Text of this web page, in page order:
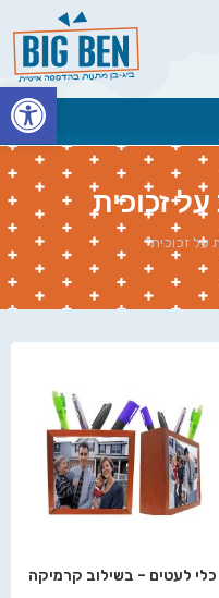
זכוכית
על זכוכית”
כלי לעטים – בשילוב קרמיקה